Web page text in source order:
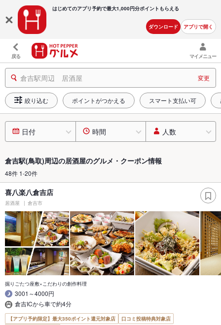
はじめてのアプリ予約で最大1,000円分ポイントもらえる
ダウンロード アプリで開く
戻る マイメニュー
倉吉駅周辺 居酒屋 変更
絞り込む ポイントがつかえる スマート支払い可
日付 時間 人数
倉吉駅(鳥取)周辺の居酒屋のグルメ・クーポン情報
48件 1-20件
喜八楽八倉吉店
居酒屋 倉吉市
掘りごたつ座敷×こだわりの創作料理
3001～4000円
倉吉ICから車で約4分
【アプリ予約限定】最大350ポイント還元対象店
口コミ投稿特典対象店